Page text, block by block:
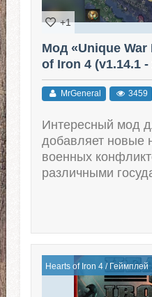
+1
Мод «Unique War
of Iron 4 (v1.14.1 -
MrGeneral 3459
Интересный мод
добавляет новые
военных
различными
Hearts of Iron 4/ Геймплей